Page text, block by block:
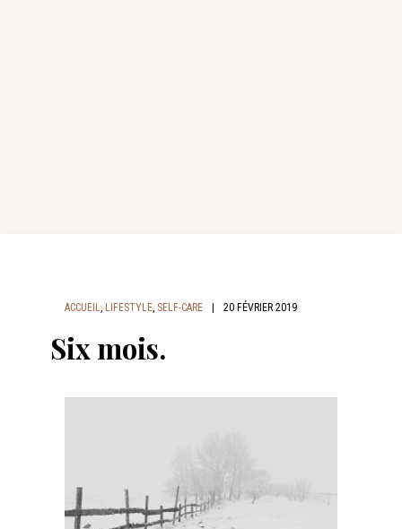
ACCUEIL, LIFESTYLE, SELF-CARE 20 FÉVRIER 2019
Six mois.